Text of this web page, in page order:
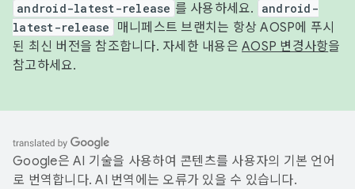
android-latest-release 를 사용하세요.
android-
latest-release
매니페스트 브랜치는 항상 AOSP에 푸시
된 최신 버전을 참조합니다. 자세한 내용은 AOSP 변경사항을
참고하세요.
Google은 AI 기술을 사용하여 콘텐츠를 사용자의 기본 언어
로 번역합니다. AI 번역에는 오류가 있을 수 있습니다.